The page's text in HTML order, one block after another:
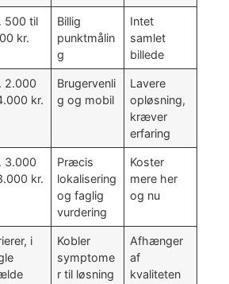
500 til
kr.
Billig
punktmålin
g
Intet
samlet
billede
2.000
kr.
Brugervenli
g og mobil
Lavere
opløsning,
kræver
erfaring
3.000
kr.
Præcis
lokalisering
og faglig
vurdering
Koster
mere her
og nu
i
Kobler
symptome
r til løsning
Afhænger
af
kvaliteten